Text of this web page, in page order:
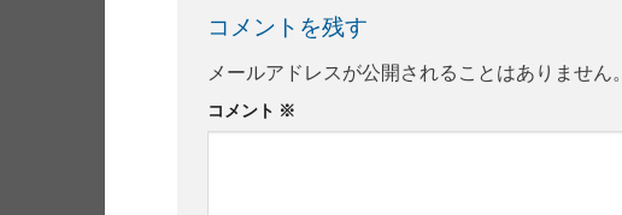
コメントを残す
メールアドレスが公開されることはありません。
コメント ※